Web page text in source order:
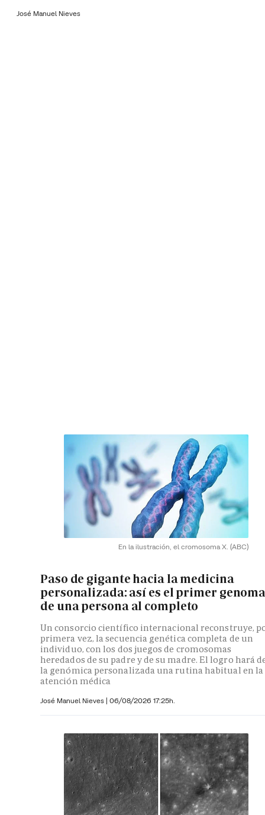
José Manuel Nieves
En la ilustración, el cromosoma X. (ABC)
Paso de gigante hacia la medicina
personalizada: así es el primer
de una persona al completo
Un consorcio científico internacional reconstruye,
primera vez, la secuencia genética completa de un
individuo, con los dos juegos de cromosomas
heredados de su padre y de su madre. El logro hará
la genómica personalizada una rutina habitual en la
atención médica
José Manuel Nieves | 06/08/2026 17:25h.